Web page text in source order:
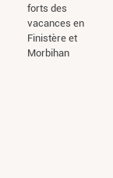
forts des
vacances en
Finistère et
Morbihan